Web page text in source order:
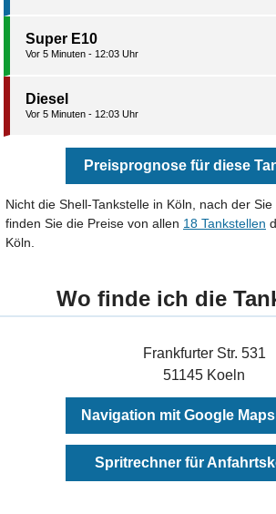
Super E10
Vor 5 Minuten - 12:03 Uhr
Diesel
Vor 5 Minuten - 12:03 Uhr
Preisprognose für diese
Nicht die Shell-Tankstelle in Köln, nach der
finden Sie die Preise von allen 18 Tankstellen
Köln.
Wo finde ich die
Frankfurter Str. 531
51145 Koeln
Navigation mit Google
Spritrechner für